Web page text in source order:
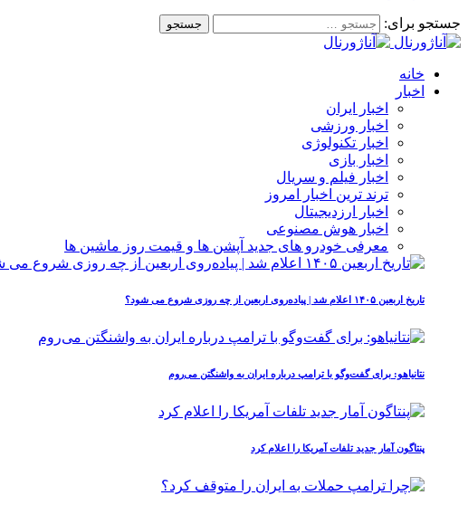
جستجو برای:
خانه
اخبار
اخبار ایران
اخبار ورزشی
اخبار تکنولوژی
اخبار بازی
اخبار فیلم و سریال
ترند ترین اخبار امروز
اخبار ارزدیجیتال
اخبار هوش مصنوعی
معرفی خودرو های جدید آپشن‌ ها و قیمت روز ماشین‌ ها
تاریخ اربعین ۱۴۰۵ اعلام شد | پیاده‌روی اربعین از چه روزی شروع می‌ شود؟
نتانیاهو: برای گفت‌وگو با ترامپ درباره ایران به واشنگتن می‌روم
پنتاگون آمار جدید تلفات آمریکا را اعلام کرد